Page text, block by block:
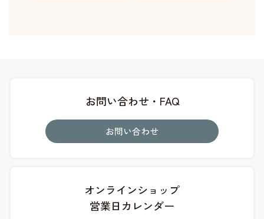
お問い合わせ・FAQ
お問い合わせ
オンラインショップ
営業日カレンダー